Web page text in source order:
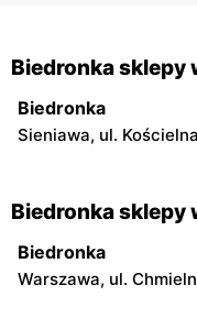
Biedronka sklepy
Biedronka
Sieniawa, ul.
Biedronka sklepy
Biedronka
Warszawa, ul.